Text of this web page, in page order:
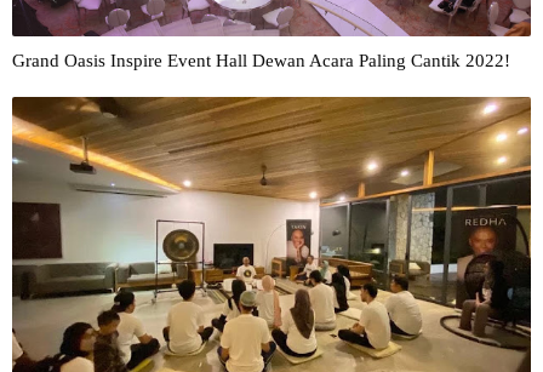
Grand Oasis Inspire Event Hall Dewan Acara Paling Cantik 2022!